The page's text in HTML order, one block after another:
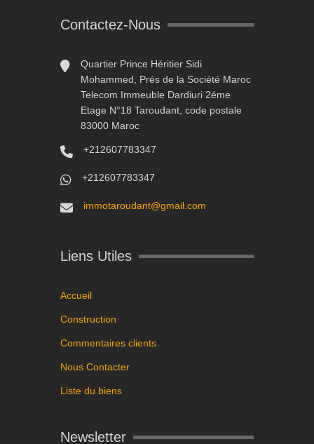
Contactez-Nous
Quartier Prince Héritier Sidi
Mohammed, Prés de la Société Maroc
Telecom Immeuble Dardiuri 2éme
Etage N°18 Taroudant, code postale
83000 Maroc
+212607783347
+212607783347
immotaroudant@gmail.com
Liens Utiles
Accueil
Construction
Commentaires clients
Nous Contacter
Liste du biens
Newsletter